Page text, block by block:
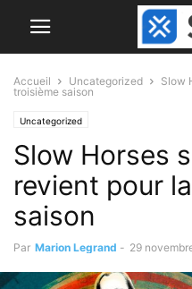
Accueil Uncategorized
Slow
troisième saison
Uncategorized
Slow Horses
revient pour
saison
Par Marion Legrand - 29